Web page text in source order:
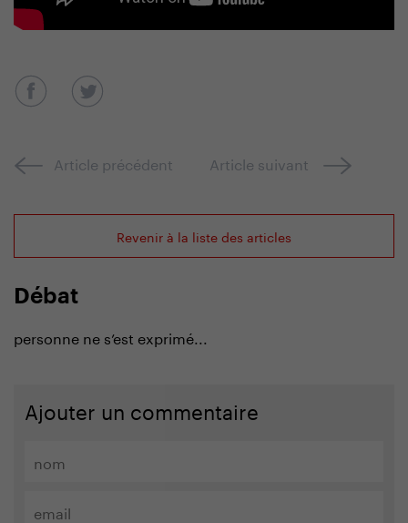
Article précédent Article suivant
Revenir à la liste des articles
Débat
personne ne s’est exprimé...
Ajouter un commentaire